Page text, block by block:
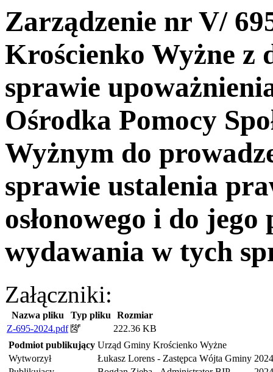
Zarządzenie nr V/
Krościenko Wyżne z
sprawie
Ośrodka Pomocy
Wyżnym do
sprawie ustalenia
osłonowego i do
wydawania w tych
Załączniki:
Nazwa pliku Typ pliku Rozmiar
Z-695-2024.pdf
222.36 KB
Podmiot publikujący Urząd Gminy Krościenko Wyżne
Wytworzył
Łukasz Lorens - Zastępca Wójta Gminy